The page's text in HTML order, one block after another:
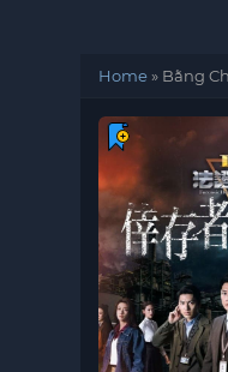
Home» Bằng